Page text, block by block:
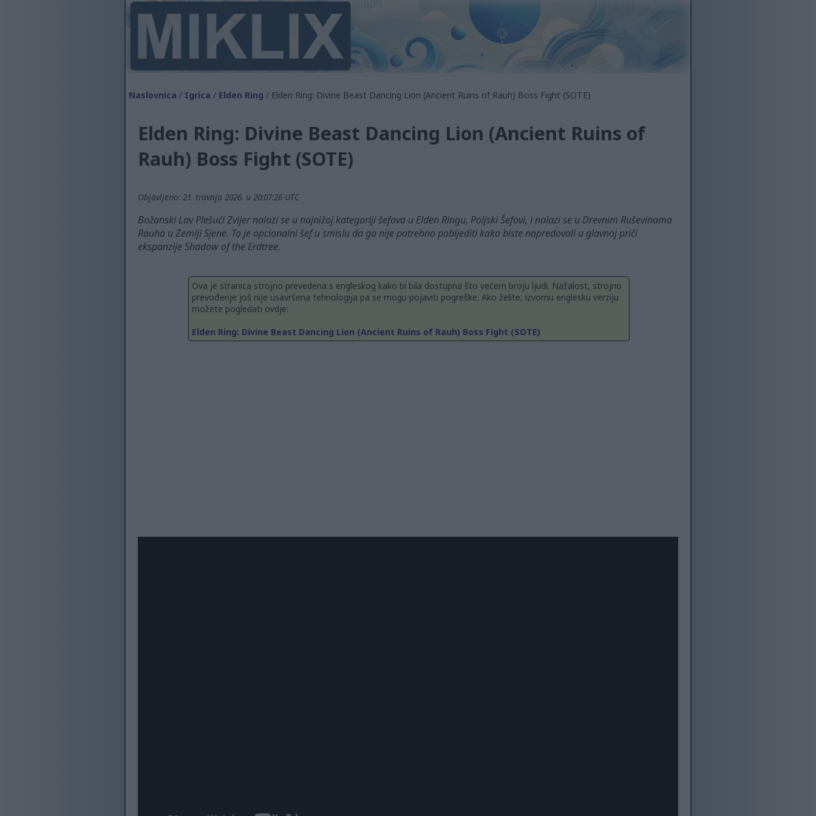
Naslovnica / Igrica / Elden Ring / Elden Ring: Divine Beast Dancing Lion (Ancient Ruins of Rauh) Boss Fight (SOTE)
Elden Ring: Divine Beast Dancing Lion (Ancient Ruins of
Rauh) Boss Fight (SOTE)
Objavljeno: 21. travnja 2026. u 20:07:26 UTC
Božanski Lav Plešući Zvijer nalazi se u najnižoj kategoriji šefova u Elden Ringu, Poljski Šefovi, i nalazi se u Drevnim Ruševinama
Rauha u Zemlji Sjene. To je opcionalni šef u smislu da ga nije potrebno pobijediti kako biste napredovali u glavnoj priči
ekspanzije Shadow of the Erdtree.
Ova je stranica strojno prevedena s engleskog kako bi bila dostupna što većem broju ljudi. Nažalost, strojno
prevođenje još nije usavršena tehnologija pa se mogu pojaviti pogreške. Ako želite, izvornu englesku verziju
možete pogledati ovdje:
Elden Ring: Divine Beast Dancing Lion (Ancient Ruins of Rauh) Boss Fight (SOTE)